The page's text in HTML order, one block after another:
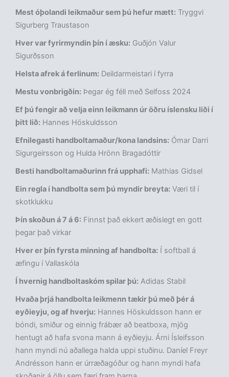
Mest óþolandi leikmaður sem þú hefur mætt: Tryggvi
Sigurberg Traustason
Hver var fyrirmyndin þín í æsku: Guðjón Valur
Sigurðsson
Helsta afrek á ferlinum: Deildarmeistari í fyrra
Mestu vonbrigðin: Þegar ég féll með Selfoss 2024
Ef þú fengir að velja einn leikmann úr öðru íslensku liði í
þitt lið: Hannes Höskuldsson
Efnilegasti handboltamaður/kona landsins: Ómar Darri
Sigurgeirsson og Hulda Hrönn Bragadóttir
Besti handboltamaðurinn frá upphafi: Mathias Gidsel
Ein regla í handbolta sem þú myndir breyta: Væri til í
skotklukku
Þín skoðun á 7 á 6: Finnst það ekkert æðislegt en gott
þegar það virkar
Hver er þín fyrsta minning af handbolta: Í softball á
æfingu í Vallaskóla
Í hvernig handboltaskóm spilar þú: Adidas Stabil
Hvaða þrjá handbolta leikmenn tækir þú með þér á
eyðieyju, og af hverju: Hannes Höskuldsson hann er
bóndi, smiður og einnig frábær að beatboxa, mjög
hentugt að hafa svona mann á eyðieyju. Árni Ísleifsson
hann myndi nú aðallega halda uppi stuðinu. Daníel Freyr
Andrésson hann er úrræðagóður og hann myndi hafa